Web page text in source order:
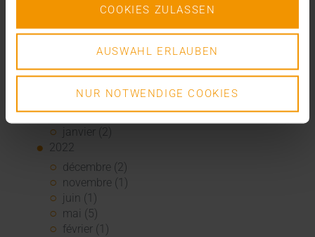
COOKIES ZULASSEN
AUSWAHL ERLAUBEN
NUR NOTWENDIGE COOKIES
novembre (5)
août (1)
juin (4)
mai (5)
mars (1)
février (1)
janvier (2)
2022
décembre (2)
novembre (1)
juin (1)
mai (5)
février (1)